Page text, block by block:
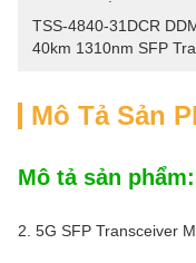
TSS-4840-31DCR
40km 1310nm SFP
Mô Tả Sản
Mô tả sản phẩm:
2. 5G SFP Transceiver